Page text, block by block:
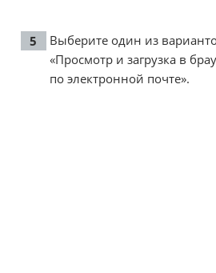
Выберите один из
«Просмотр и загрузка в
по электронной почте».